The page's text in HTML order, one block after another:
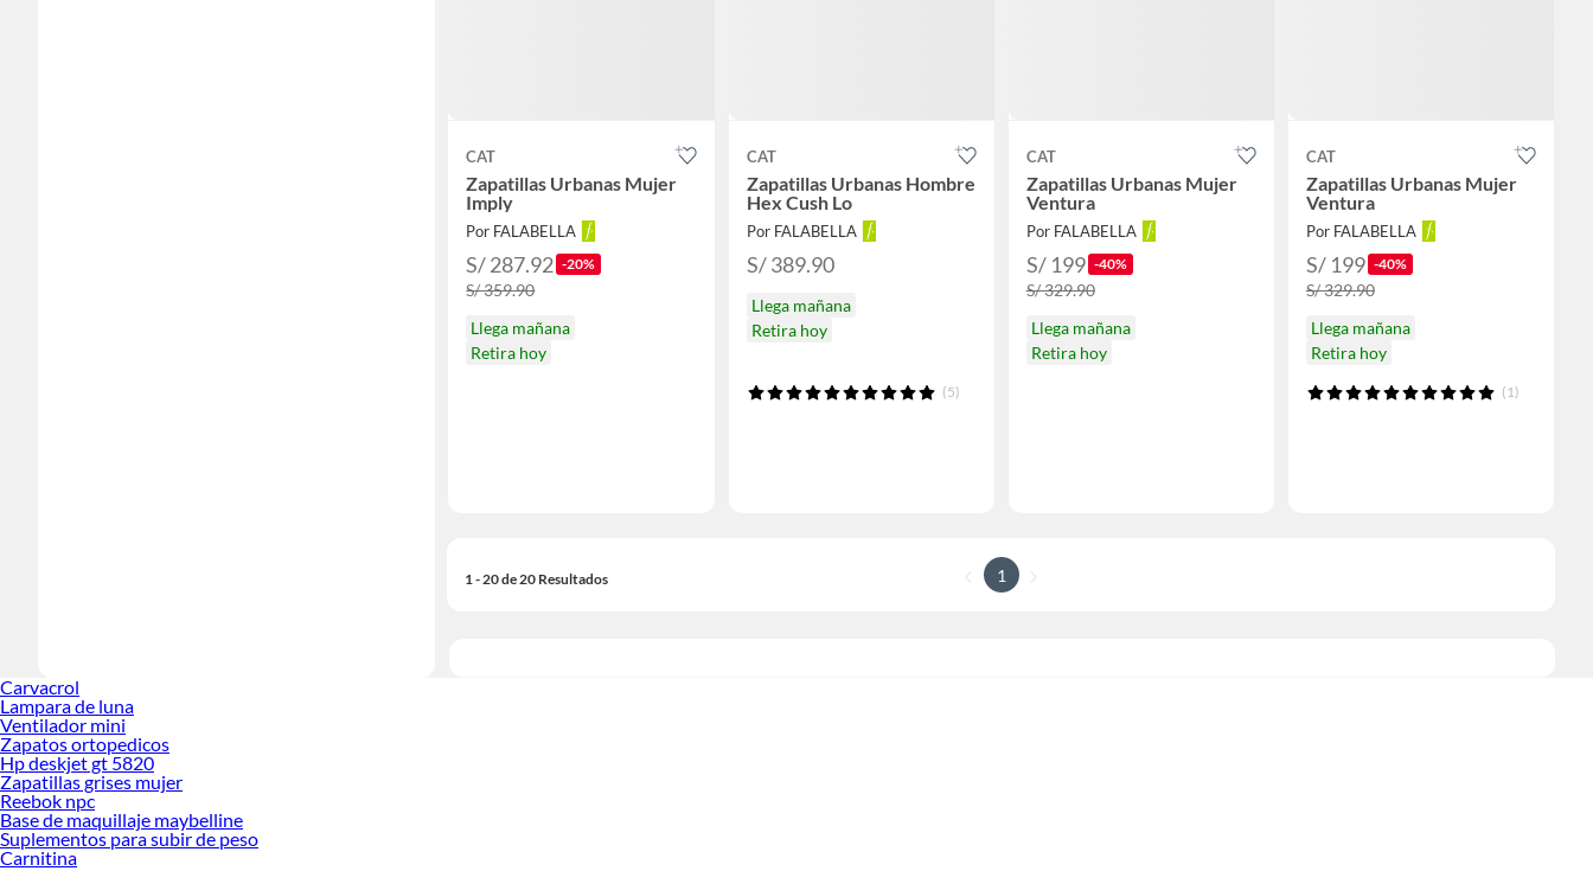
CAT
Zapatillas Urbanas Mujer
Imply
Por FALABELLA
S/ 287.92 -20%
S/ 359.90
Llega mañana
Retira hoy
CAT
Zapatillas Urbanas Hombre
Hex Cush Lo
Por FALABELLA
S/ 389.90
Llega mañana
Retira hoy
(5)
CAT
Zapatillas Urbanas Mujer
Ventura
Por FALABELLA
S/ 199 -40%
S/ 329.90
Llega mañana
Retira hoy
CAT
Zapatillas Urbanas Mujer
Ventura
Por FALABELLA
S/ 199 -40%
S/ 329.90
Llega mañana
Retira hoy
(1)
1 - 20 de 20 Resultados 1
Carvacrol
Lampara de luna
Ventilador mini
Zapatos ortopedicos
Hp deskjet gt 5820
Zapatillas grises mujer
Reebok npc
Base de maquillaje maybelline
Suplementos para subir de peso
Carnitina